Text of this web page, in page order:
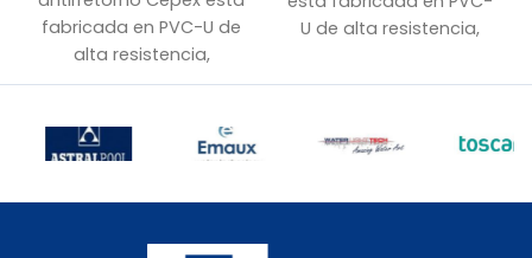
fabricada en PVC-U de
alta resistencia,
diseñada para evitar el
garantizar seguridad en
instalaciones
americana permite un
U de alta resistencia,
rendimiento confiable y
doble unión tipo